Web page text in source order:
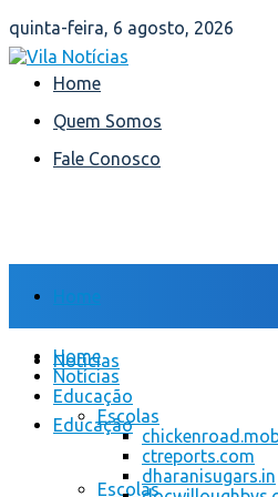
quinta-feira, 6 agosto, 2026
Home
Quem Somos
Fale Conosco
Home
Notícias
Educação
Escolas
Home
Notícias
Educação
Escolas
ctreports.com
dharanisugars.in